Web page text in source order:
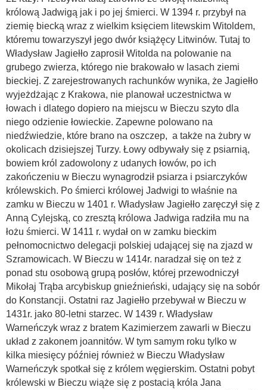
królową Jadwigą jak i po jej śmierci. W 1394 r. przybył na
ziemię biecką wraz z wielkim księciem litewskim Witoldem,
któremu towarzyszył jego dwór książęcy Litwinów. Tutaj to
Władysław Jagiełło zaprosił Witolda na polowanie na
grubego zwierza, którego nie brakowało w lasach ziemi
bieckiej. Z zarejestrowanych rachunków wynika, że Jagiełło
wyjeżdżając z Krakowa, nie planował uczestnictwa w
łowach i dlatego dopiero na miejscu w Bieczu szyto dla
niego odzienie łowieckie. Zapewne polowano na
niedźwiedzie, które brano na oszczep, a także na żubry w
okolicach dzisiejszej Turzy. Łowy odbywały się z psiarnią,
bowiem król zadowolony z udanych łowów, po ich
zakończeniu w Bieczu wynagrodził psiarza i psiarczyków
królewskich. Po śmierci królowej Jadwigi to właśnie na
zamku w Bieczu w 1401 r. Władysław Jagiełło zaręczył się z
Anną Cylejską, co zresztą królowa Jadwiga radziła mu na
łożu śmierci. W 1411 r. wydał on w zamku bieckim
pełnomocnictwo delegacji polskiej udającej się na zjazd w
Szramowicach. W Bieczu w 1414r. naradzał się on też z
ponad stu osobową grupą posłów, której przewodniczył
Mikołaj Trąba arcybiskup gnieźnieński, udający się na sobór
do Konstancji. Ostatni raz Jagiełło przebywał w Bieczu w
1431r. jako 80-letni starzec. W 1439 r. Władysław
Warneńczyk wraz z bratem Kazimierzem zawarli w Bieczu
układ z zakonem joannitów. W tym samym roku tylko w
kilka miesięcy później również w Bieczu Władysław
Warneńczyk spotkał się z królem węgierskim. Ostatni pobyt
królewski w Bieczu wiąże się z postacią króla Jana